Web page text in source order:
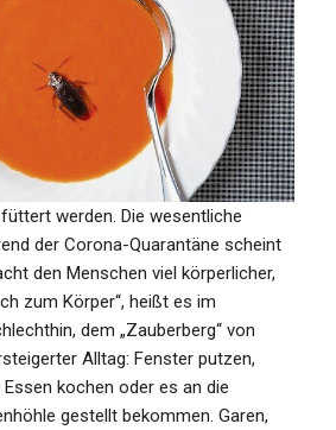
werden. Die wesentliche
der Corona-Quarantäne scheint
den Menschen viel körperlicher,
zum Körper“, heißt es im
dem „Zauberberg“ von
Alltag: Fenster putzen,
kochen oder es an die
gestellt bekommen. Garen,